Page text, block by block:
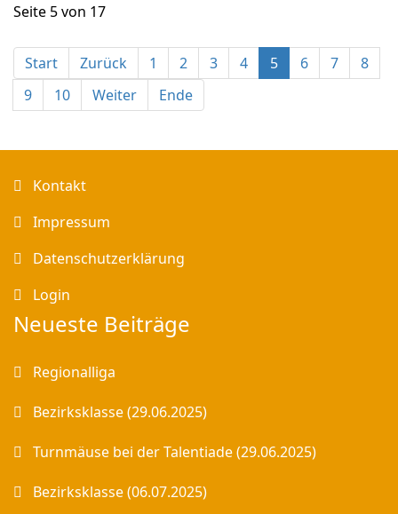
Seite 5 von 17
Start Zurück 1 2 3 4 5 6 7
8
9
10 Weiter Ende
Kontakt
Impressum
Datenschutzerklärung
Login
Neueste Beiträge
Regionalliga
Bezirksklasse (29.06.2025)
Turnmäuse bei der Talentiade (29.06.2025)
Bezirksklasse (06.07.2025)